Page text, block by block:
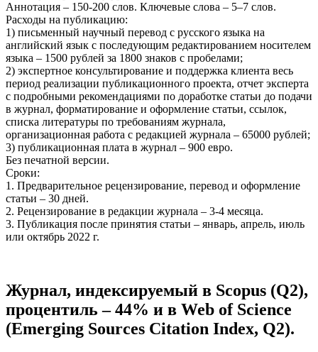
Аннотация – 150-200 слов. Ключевые слова – 5–7 слов.
Расходы на публикацию:
1) письменный научный перевод с русского языка на
английский язык с последующим редактированием носителем
языка – 1500 рублей за 1800 знаков с пробелами;
2) экспертное консультирование и поддержка клиента весь
период реализации публикационного проекта, отчет эксперта
с подробными рекомендациями по доработке статьи до подачи
в журнал, форматирование и оформление статьи, ссылок,
списка литературы по требованиям журнала,
организационная работа с редакцией журнала – 65000 рублей;
3) публикационная плата в журнал – 900 евро.
Без печатной версии.
Сроки:
1. Предварительное рецензирование, перевод и оформление
статьи – 30 дней.
2. Рецензирование в редакции журнала – 3-4 месяца.
3. Публикация после принятия статьи – январь, апрель, июль
или октябрь 2022 г.
Журнал, индексируемый в Scopus (Q2),
процентиль – 44% и в Web of Science
(Emerging Sources Citation Index, Q2).